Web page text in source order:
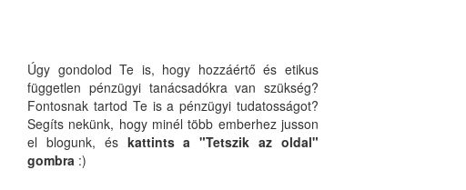
Úgy gondolod Te is, hogy hozzáértő és etikus
független pénzügyi tanácsadókra van szükség?
Fontosnak tartod Te is a pénzügyi tudatosságot?
Segíts nekünk, hogy minél több emberhez jusson
el blogunk, és kattints a "Tetszik az oldal"
gombra :)